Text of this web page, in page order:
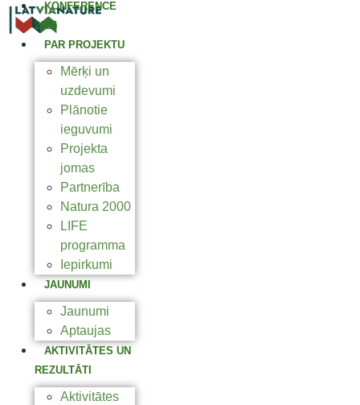
KONFERENCE
2025
PAR PROJEKTU
Mērķi un
uzdevumi
Plānotie
ieguvumi
Projekta
jomas
Partnerība
Natura 2000
LIFE
programma
Iepirkumi
JAUNUMI
Jaunumi
Aptaujas
AKTIVITĀTES UN
REZULTĀTI
Aktivitātes